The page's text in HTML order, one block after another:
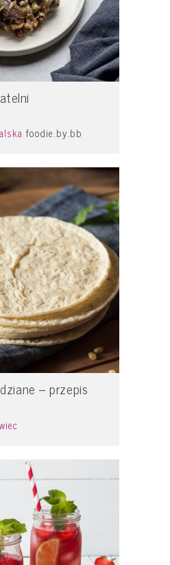
foodie.by.bb
– przepis